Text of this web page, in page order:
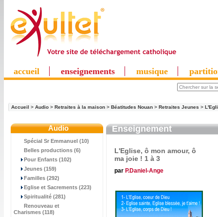
accueil enseignements musique
Accueil > Audio > Retraites à la maison > Béatitudes Nouan > Retraites Jeunes >
Audio
Spécial Sr Emmanuel (10)
Belles productions (6)
Pour Enfants (102)
Jeunes (159)
Familles (292)
Eglise et Sacrements (223)
Spiritualité (281)
Renouveau et
Charismes (118)
Enseignement
L'Eglise, ô mon amour, ô
ma joie ! 1 à 3
par P.Daniel-Ange